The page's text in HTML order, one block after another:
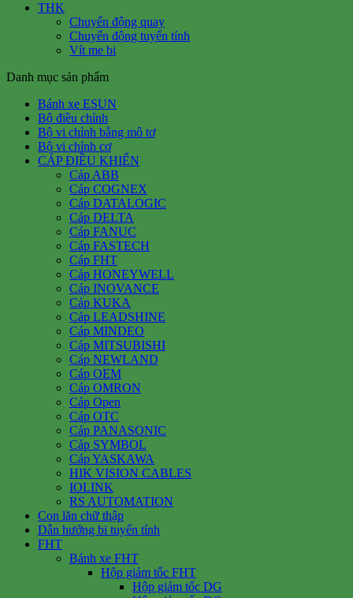
THK
Chuyển động quay
Chuyển động tuyến tính
Vít me bi
Danh mục sản phẩm
Bánh xe ESUN
Bộ điều chỉnh
Bộ vi chỉnh bằng mô tơ
Bộ vi chỉnh cơ
CÁP ĐIỀU KHIỂN
Cáp ABB
Cáp COGNEX
Cáp DATALOGIC
Cáp DELTA
Cáp FANUC
Cáp FASTECH
Cáp FHT
Cáp HONEYWELL
Cáp INOVANCE
Cáp KUKA
Cáp LEADSHINE
Cáp MINDEO
Cáp MITSUBISHI
Cáp NEWLAND
Cáp OEM
Cáp OMRON
Cáp Open
Cáp OTC
Cáp PANASONIC
Cáp SYMBOL
Cáp YASKAWA
HIK VISION CABLES
IOLINK
RS AUTOMATION
Con lăn chữ thập
Dẫn hướng bi tuyến tính
FHT
Bánh xe FHT
Hộp giảm tốc FHT
Hộp giảm tốc DG